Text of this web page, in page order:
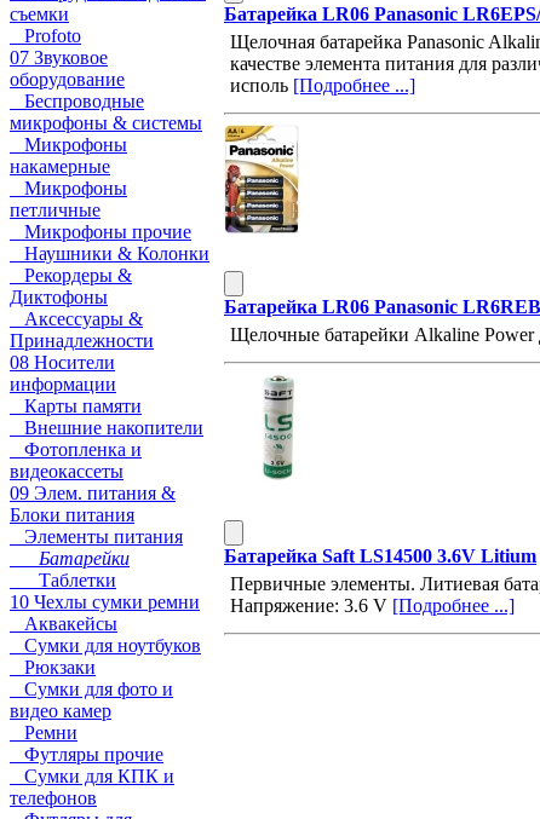
съемки
Profoto
07 Звуковое
оборудование
Беспроводные
микрофоны & системы
Микрофоны
накамерные
Микрофоны
петличные
Микрофоны прочие
Наушники & Колонки
Рекордеры &
Диктофоны
Аксессуары &
Принадлежности
08 Носители
информации
Карты памяти
Внешние накопители
Фотопленка и
видеокассеты
09 Элем. питания &
Блоки питания
Элементы питания
Батарейки
Таблетки
10 Чехлы сумки ремни
Аквакейсы
Сумки для ноутбуков
Рюкзаки
Сумки для фото и
видео камер
Ремни
Футляры прочие
Сумки для КПК и
телефонов
Батарейка LR06 Panasonic
Щелочная батарейка Panasonic
качестве элемента питания для
исполь [Подробнее ...]
Батарейка LR06 Panasonic
Щелочные батарейки Alkaline Power
Батарейка Saft LS14500 3.6V Litium
Первичные элементы. Литиевая
Напряжение: 3.6 V [Подробнее ...]